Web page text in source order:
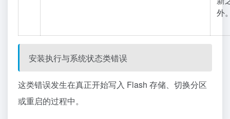
外
安装执行与系统状态类错误
这类错误发生在真正开始写入 Flash 存储、切换分区
或重启的过程中。